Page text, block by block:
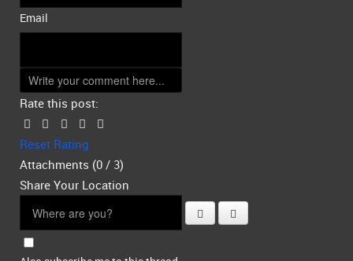
Email
Rate this post:
Reset Rating
Attachments (0 / 3)
Share Your Location